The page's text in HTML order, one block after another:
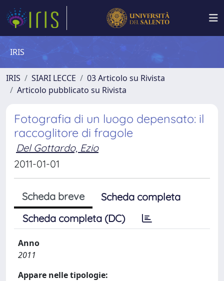
IRIS
IRIS SIARI LECCE
03 Articolo su Rivista
Articolo pubblicato su Rivista
Fotografia di un luogo depensato: il
raccoglitore di fragole
Del Gottardo, Ezio
2011-01-01
Scheda breve
Scheda completa
Scheda completa (DC)
Anno
2011
Appare nelle tipologie: